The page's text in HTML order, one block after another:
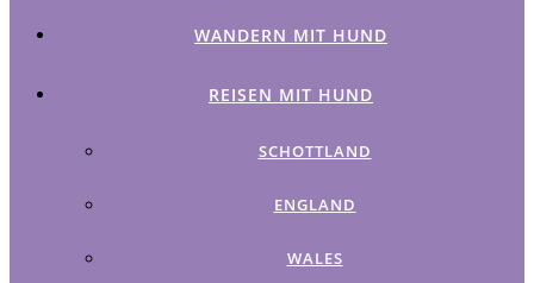
WANDERN MIT HUND
REISEN MIT HUND
SCHOTTLAND
ENGLAND
WALES